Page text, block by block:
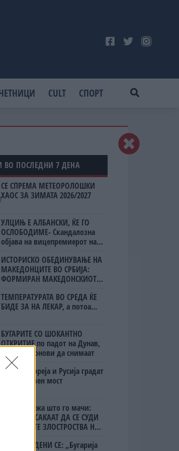
CULT СПОРТ
ВО ПОСЛЕДНИ 7 ДЕНА
СЕ СПРЕМА МЕТЕОРОЛОШКИ
ХАОС ЗА ЗИМАТА 2026/2027
УЛЦИЊ Е АЛБАНСКИ, ЌЕ ГО
ОСЛОБОДИМЕ- Скандалозна
објава на вицепремиерот на
ИСТОРИСКО ОБЕДИНУВАЊЕ НА
МАКЕДОНЦИТЕ ВО СРБИЈА:
ФОРМИРАН МАКЕДОНСКИОТ
ТЕМПЕРАТУРАТА ВО СРЕДА ЌЕ
БИДЕ ЗА НА ЛЕКАР, а потоа...
БУГАРИТЕ СО ШОКАНТНО
ОТКРИТИЕ по падот на Дунав,
кренаа дронови да снимаат
Северна Кореја и Русија градат
мистериозен мост
Ахмети кажа што го мачи:
СЛУШАМ, САКААТ ДА СЕ СУДИ
ЗА ВОЕНИТЕ ЗЛОСТРОСТВА НА
ПРЕДУПРЕДЕНИ СЕ: „Бугарија